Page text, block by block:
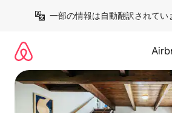
一部の情報は自動翻訳されてい